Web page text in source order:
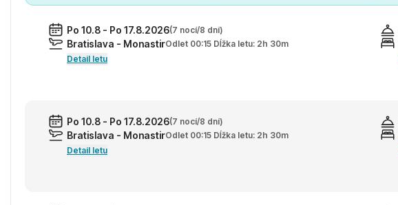
Po 10.8 - Po 17.8.2026(7 nocí/8 dní)
Bratislava - MonastirOdlet 00:15 Dĺžka letu: 2h 30m
Detail letu
Po 10.8 - Po 17.8.2026(7 nocí/8 dní)
Bratislava - MonastirOdlet 00:15 Dĺžka letu: 2h 30m
Detail letu